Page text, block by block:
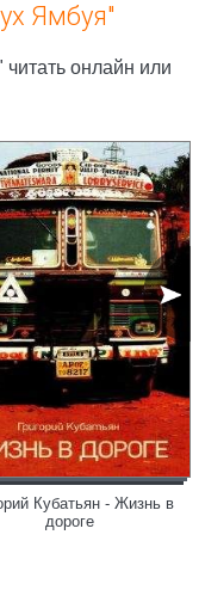
Ямбуя"
онлайн или
Кубатьян - Жизнь в
дороге